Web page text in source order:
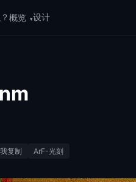
概览 ▾设计
复制 ArF-光刻